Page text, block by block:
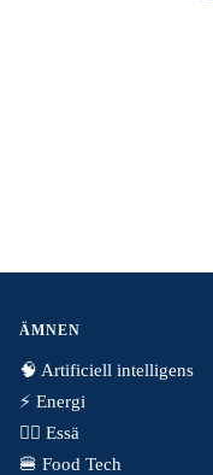
ÄMNEN
🧠 Artificiell intelligens
⚡️ Energi
✍🏼 Essä
🍔 Food Tech